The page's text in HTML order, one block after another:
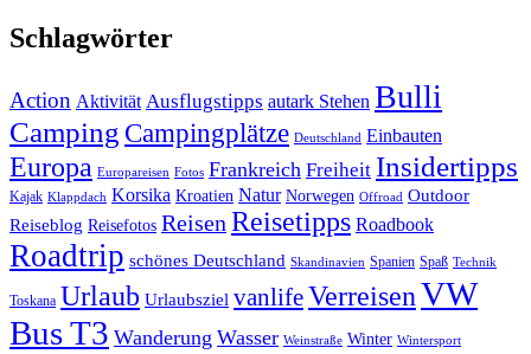
Schlagwörter
Action Aktivität Ausflugstipps autark Stehen Bulli
Camping Campingplätze Deutschland Einbauten
Europa Europareisen Fotos Frankreich Freiheit Insidertipps
Kajak Klappdach Korsika Kroatien Natur Norwegen Offroad Outdoor
Reiseblog Reisefotos ReisenReisetipps Roadbook
Roadtrip schönes Deutschland Skandinavien Spanien Spaß Technik
Toskana Urlaub Urlaubsziel vanlifeVerreisenVW
Bus T3 Wanderung Wasser Weinstraße Winter Wintersport